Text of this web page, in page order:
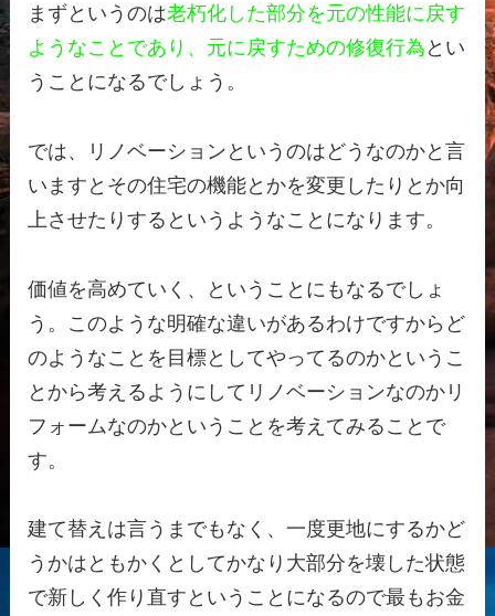
まずというのは老朽化した部分を元の性能に戻す
ようなことであり、元に戻すための修復行為とい
うことになるでしょう。
では、リノベーションというのはどうなのかと言
いますとその住宅の機能とかを変更したりとか向
上させたりするというようなことになります。
価値を高めていく、ということにもなるでしょ
う。このような明確な違いがあるわけですからど
のようなことを目標としてやってるのかというこ
とから考えるようにしてリノベーションなのかリ
フォームなのかということを考えてみることで
す。
建て替えは言うまでもなく、一度更地にするかど
うかはともかくとしてかなり大部分を壊した状態
で新しく作り直すということになるので最もお金